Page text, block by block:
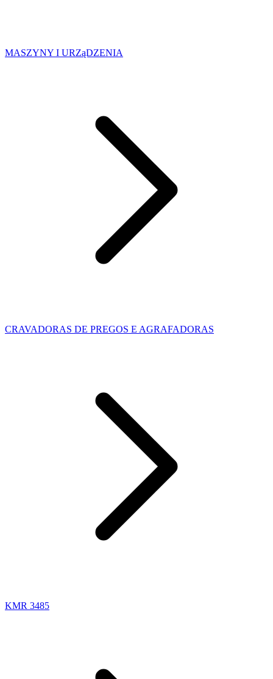
MASZYNY I URZąDZENIA
CRAVADORAS DE PREGOS E AGRAFADORAS
KMR 3485